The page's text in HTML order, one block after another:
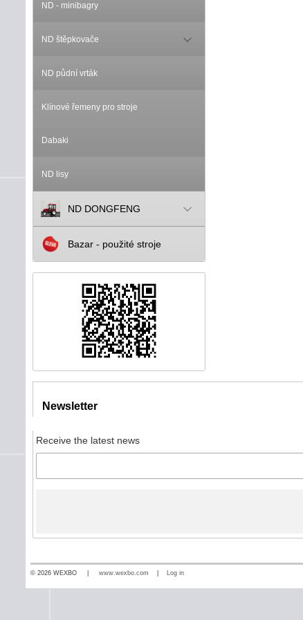
ND - minibagry
ND štěpkovače
ND půdní vrták
Klínové řemeny pro stroje
Dabaki
ND lisy
ND DONGFENG
Bazar - použité stroje
Newsletter
Receive the latest news
© 2026 WEXBO | www.wexbo.com Log in